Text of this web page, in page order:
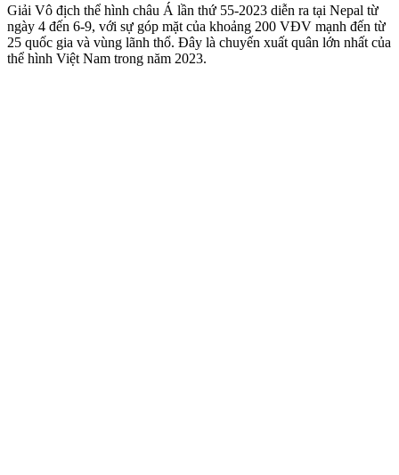
Giải Vô địch thể hình châu Á lần thứ 55-2023 diễn ra tại Nepal từ
ngày 4 đến 6-9, với sự góp mặt của khoảng 200 VĐV mạnh đến từ
25 quốc gia và vùng lãnh thổ. Đây là chuyến xuất quân lớn nhất của
thể hình Việt Nam trong năm 2023.